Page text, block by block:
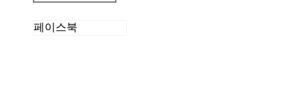
페이스북